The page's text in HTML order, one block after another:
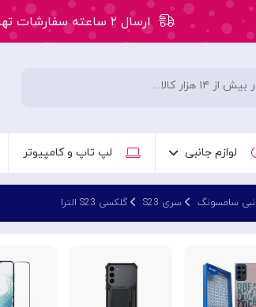
ارسال ۲ ساعته سفارشات تهران
لوازم جانبی لپ تاپ و کامپیوتر
سامسونگ سری S23 گلکسی S23 الترا